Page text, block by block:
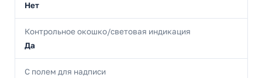
Нет
Контрольное окошко/световая индикация
Да
С полем для надписи